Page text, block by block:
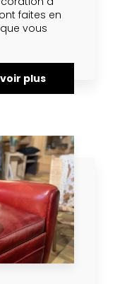
faites en
vous
plus